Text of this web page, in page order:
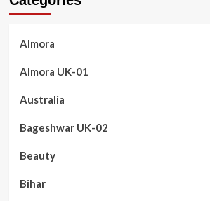
Almora
Almora UK-01
Australia
Bageshwar UK-02
Beauty
Bihar